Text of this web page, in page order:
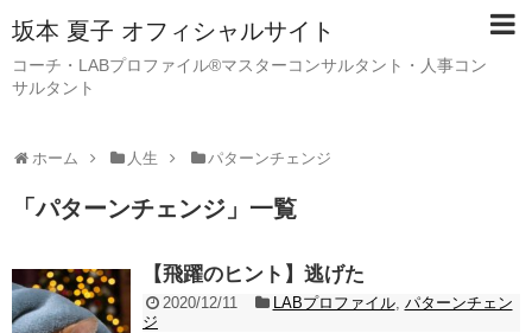
坂本 夏子 オフィシャルサイト
コーチ・LABプロファイル®マスターコンサルタント・人事コン
サルタント
ホーム 人生 パターンチェンジ
「パターンチェンジ 」 一覧
【飛躍のヒント】逃げた
2020/12/11 LABプロファイル, パターンチェン
ジ